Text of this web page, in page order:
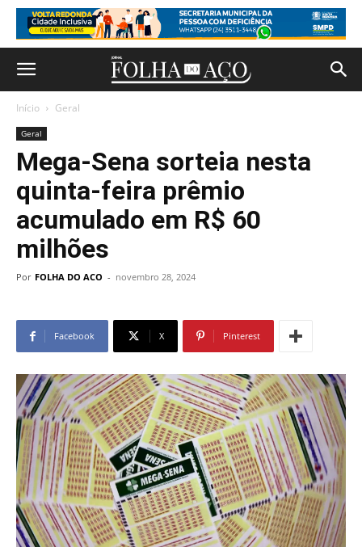
Início Geral
Geral
Mega-Sena sorteia nesta
quinta-feira prêmio
acumulado em R$ 60
milhões
Por FOLHA DO ACO - novembro 28, 2024
Facebook X Pinterest